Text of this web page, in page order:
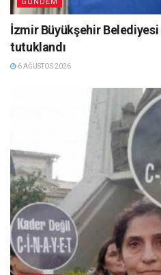
GÜNDEM
İzmir Büyükşehir
tutuklandı
6 AĞUSTOS 2026